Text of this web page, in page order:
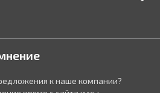
к наше компании?